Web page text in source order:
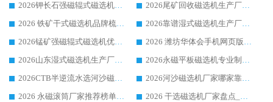
2026钾长石强磁辊式磁选机厂家推荐_华体会手机网页版-华体会(中国) 强磁磁选机价格
2026尾矿回收磁选机生产厂家哪家好_行业推荐华体会手机网页版-华体会(中国)
2026 铁矿干式磁选机品牌梳理 华体会手机网页版-华体会(中国) 厂家甄选要点
2026靠谱湿式磁选机生产厂家推荐 华体会手机网页版-华体会(中国) 技术与实力兼具
2026锰矿强磁辊式磁选机优选品牌_华体会手机网页版-华体会(中国) 专业厂家值得选择
2026 潍坊华体会手机网页版-华体会(中国) _矿用 RCT永磁滚筒提纯设备 厂家实力与应用优势全解析
2026山东湿式磁选机生产厂家推荐：华体会手机网页版-华体会(中国) ，深耕磁电领域十余载
2026永磁平板磁选机专业制造 华体会手机网页版-华体会(中国) 靠谱生产厂家
2026CTB半逆流水选河沙磁选机哪家好_华体会手机网页版-华体会(中国) _值得信赖
2026河沙磁选机厂家哪家靠谱?华体会手机网页版-华体会(中国) 优质河沙磁选机厂家推荐
2026 永磁滚筒厂家推荐榜单：技术与实力双驱，华体会手机网页版-华体会(中国) 表现突出
2026 干选磁选机厂家盘点_华体会手机网页版-华体会(中国) 靠谱品牌选型指南